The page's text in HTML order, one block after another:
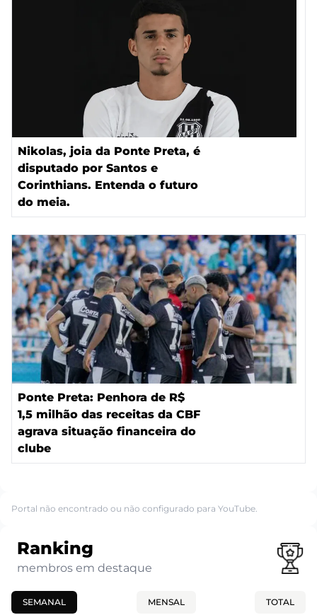
Nikolas, joia da Ponte Preta, é
disputado por Santos e
Corinthians. Entenda o futuro
do meia.
Ponte Preta: Penhora de R$
1,5 milhão das receitas da CBF
agrava situação financeira do
clube
Portal não encontrado ou não configurado para YouTube.
Ranking
membros em destaque
SEMANAL MENSAL TOTAL